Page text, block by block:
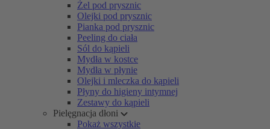
Żel pod prysznic
Olejki pod prysznic
Pianka pod prysznic
Peeling do ciała
Sól do kąpieli
Mydła w kostce
Mydła w płynie
Olejki i mleczka do kąpieli
Płyny do higieny intymnej
Zestawy do kąpieli
Pielęgnacja dłoni
Pokaż wszystkie